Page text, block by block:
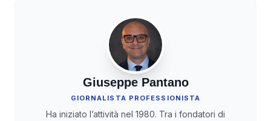
Giuseppe Pantano
GIORNALISTA PROFESSIONISTA
Ha iniziato l’attività nel 1980. Tra i fondatori di